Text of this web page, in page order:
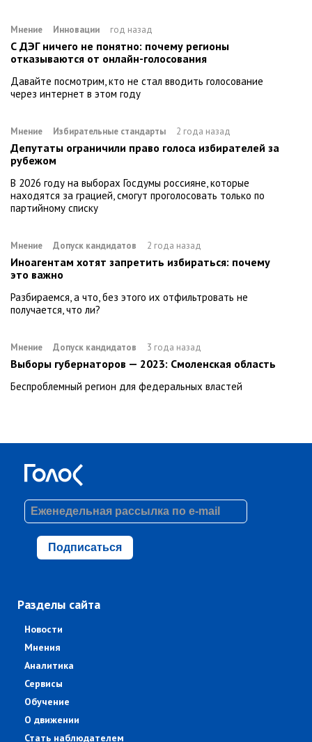
Мнение Инновации год назад
С ДЭГ ничего не понятно: почему регионы
отказываются от онлайн-голосования
Давайте посмотрим, кто не стал вводить голосование
через интернет в этом году
Мнение Избирательные стандарты 2 года назад
Депутаты ограничили право голоса избирателей за
рубежом
В 2026 году на выборах Госдумы россияне, которые
находятся за грацией, смогут проголосовать только по
партийному списку
Мнение Допуск кандидатов 2 года назад
Иноагентам хотят запретить избираться: почему
это важно
Разбираемся, а что, без этого их отфильтровать не
получается, что ли?
Мнение Допуск кандидатов 3 года назад
Выборы губернаторов — 2023: Смоленская область
Беспроблемный регион для федеральных властей
Подписаться
Разделы сайта
Новости
Мнения
Аналитика
Сервисы
Обучение
О движении
Стать наблюдателем